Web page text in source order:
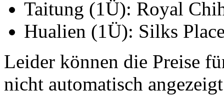
Taitung (1Ü): Royal
Hualien (1Ü): Silks
Leider können die Preise
nicht automatisch